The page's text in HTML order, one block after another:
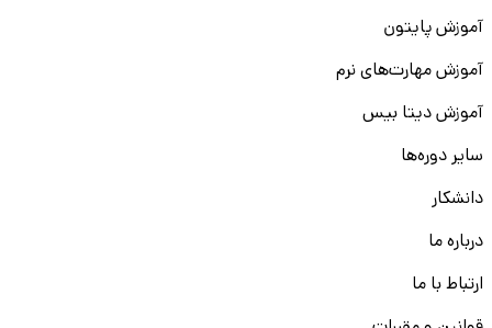
آموزش پایتون
آموزش مهارت‌های نرم
آموزش دیتا بیس
سایر دوره‌ها
دانشکار
درباره ما
ارتباط با ما